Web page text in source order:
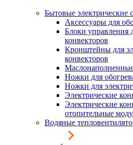
Бытовые электрические
Аксессуары для
Блоки управления
конвекторов
Кронштейны для
конвекторов
Ножки для
Ножки для
Электрические
Электрические
отопительные
Водяные